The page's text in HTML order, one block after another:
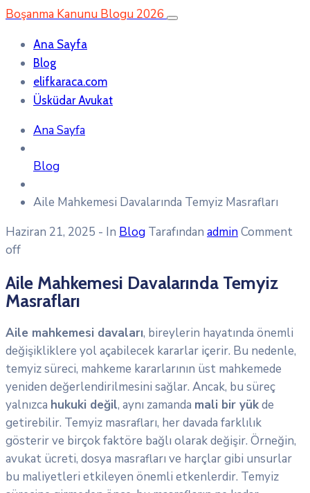
Boşanma Kanunu Blogu 2026
Ana Sayfa
Blog
elifkaraca.com
Üsküdar Avukat
Ana Sayfa
Blog
Aile Mahkemesi Davalarında Temyiz Masrafları
Haziran 21, 2025 - In Blog Tarafından adminComment
off
Aile Mahkemesi Davalarında Temyiz
Masrafları
Aile mahkemesi davaları, bireylerin hayatında önemli
değişikliklere yol açabilecek kararlar içerir. Bu nedenle,
temyiz süreci, mahkeme kararlarının üst mahkemede
yeniden değerlendirilmesini sağlar. Ancak, bu süreç
yalnızca hukuki değil, aynı zamanda mali bir yükde
getirebilir. Temyiz masrafları, her davada farklılık
gösterir ve birçok faktöre bağlı olarak değişir. Örneğin,
avukat ücreti, dosya masrafları ve harçlar gibi unsurlar
bu maliyetleri etkileyen önemli etkenlerdir. Temyiz